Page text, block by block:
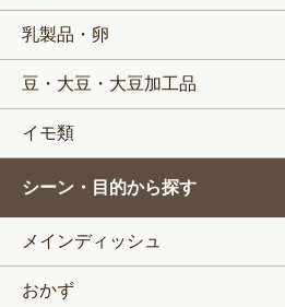
乳製品・卵
豆・大豆・大豆加工品
イモ類
シーン・目的から探す
メインディッシュ
おかず